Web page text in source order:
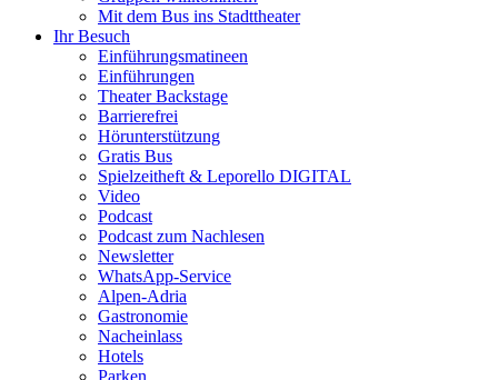
Mit dem Bus ins Stadttheater
Ihr Besuch
Einführungsmatineen
Einführungen
Theater Backstage
Barrierefrei
Hörunterstützung
Gratis Bus
Spielzeitheft & Leporello DIGITAL
Video
Podcast
Podcast zum Nachlesen
Newsletter
WhatsApp-Service
Alpen-Adria
Gastronomie
Nacheinlass
Hotels